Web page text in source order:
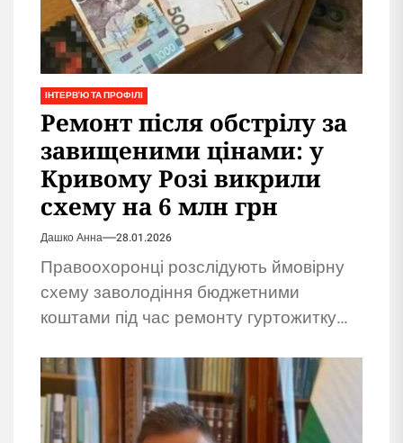
ІНТЕРВ'Ю ТА ПРОФІЛІ
Ремонт після обстрілу за
завищеними цінами: у
Кривому Розі викрили
схему на 6 млн грн
Дашко Анна 28.01.2026
Правоохоронці розслідують ймовірну
схему заволодіння бюджетними
коштами під час ремонту гуртожитку
підприємців.